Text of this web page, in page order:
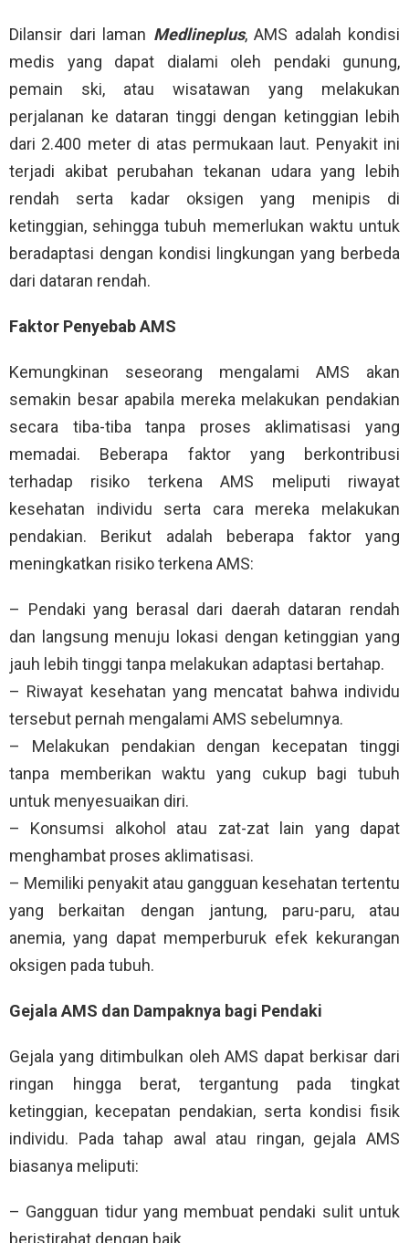
Dilansir dari laman Medlineplus, AMS adalah kondisi
medis yang dapat dialami oleh pendaki gunung,
pemain ski, atau wisatawan yang melakukan
perjalanan ke dataran tinggi dengan ketinggian lebih
dari 2.400 meter di atas permukaan laut. Penyakit ini
terjadi akibat perubahan tekanan udara yang lebih
rendah serta kadar oksigen yang menipis di
ketinggian, sehingga tubuh memerlukan waktu untuk
beradaptasi dengan kondisi lingkungan yang berbeda
dari dataran rendah.
Faktor Penyebab AMS
Kemungkinan seseorang mengalami AMS akan
semakin besar apabila mereka melakukan pendakian
secara tiba-tiba tanpa proses aklimatisasi yang
memadai. Beberapa faktor yang berkontribusi
terhadap risiko terkena AMS meliputi riwayat
kesehatan individu serta cara mereka melakukan
pendakian. Berikut adalah beberapa faktor yang
meningkatkan risiko terkena AMS:
– Pendaki yang berasal dari daerah dataran rendah
dan langsung menuju lokasi dengan ketinggian yang
jauh lebih tinggi tanpa melakukan adaptasi bertahap.
– Riwayat kesehatan yang mencatat bahwa individu
tersebut pernah mengalami AMS sebelumnya.
– Melakukan pendakian dengan kecepatan tinggi
tanpa memberikan waktu yang cukup bagi tubuh
untuk menyesuaikan diri.
– Konsumsi alkohol atau zat-zat lain yang dapat
menghambat proses aklimatisasi.
– Memiliki penyakit atau gangguan kesehatan tertentu
yang berkaitan dengan jantung, paru-paru, atau
anemia, yang dapat memperburuk efek kekurangan
oksigen pada tubuh.
Gejala AMS dan Dampaknya bagi Pendaki
Gejala yang ditimbulkan oleh AMS dapat berkisar dari
ringan hingga berat, tergantung pada tingkat
ketinggian, kecepatan pendakian, serta kondisi fisik
individu. Pada tahap awal atau ringan, gejala AMS
biasanya meliputi:
– Gangguan tidur yang membuat pendaki sulit untuk
beristirahat dengan baik.